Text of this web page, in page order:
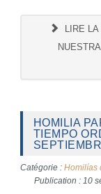
LIRE
HOMILIA
TIEMPO
Catégorie : Homilías
Publication : 10